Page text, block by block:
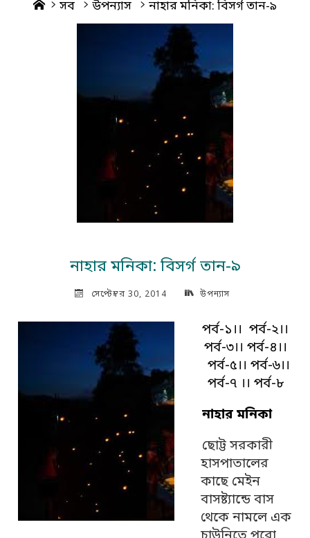
Home
সব উপন্যাস নাহার মনিকা: বিসর্গ তান-৯
নাহার মনিকা: বিসর্গ তান-৯
সেপ্টেম্বর 30, 2014 উপন্যাস
পর্ব-১।। পর্ব-২।।
পর্ব-৩।। পর্ব-৪।।
পর্ব-৫।। পর্ব-৬।।
পর্ব-৭ ।। পর্ব-৮
নাহার মনিকা
ছোট্ট সরকারী
হাসপাতালের
কাছে মেইন
বাসষ্ট্যান্ডে বাস
থেকে নামলে এক